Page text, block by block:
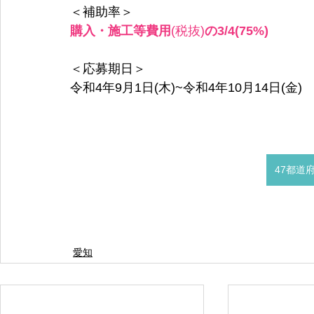
＜補助率＞
購入・施工等費用 (税抜)の3/4(75%)
＜応募期日＞
令和4年9月1日(木)~令和4年10月14日(金)
47都道
愛知